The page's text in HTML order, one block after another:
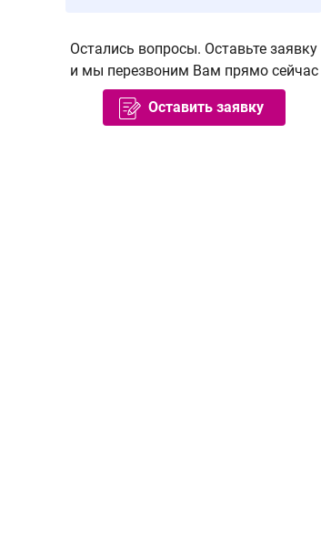
Остались вопросы. Оставьте заявку
и мы перезвоним Вам прямо сейчас
Оставить заявку